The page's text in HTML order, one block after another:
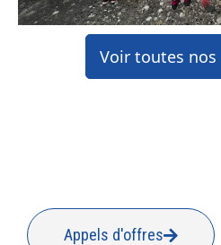
Voir toutes
Appels d'offres